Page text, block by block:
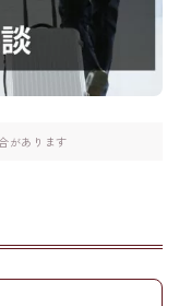
があります